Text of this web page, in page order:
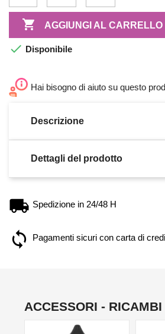
 AGGIUNGI AL CARRELLO
 Disponibile
Hai bisogno di aiuto su questo
Descrizione
Dettagli del prodotto
Spedizione in 24/48 H
Pagamenti sicuri con carta di
ACCESSORI - RICAMBI